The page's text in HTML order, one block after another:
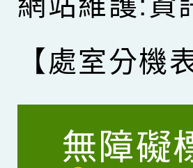
【處室分機